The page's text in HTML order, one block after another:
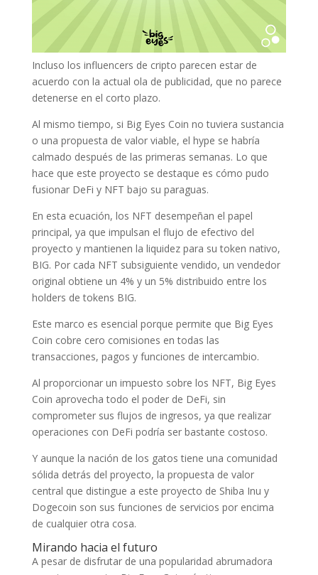
Incluso los influencers de cripto parecen estar de
acuerdo con la actual ola de publicidad, que no parece
detenerse en el corto plazo.
Al mismo tiempo, si Big Eyes Coin no tuviera sustancia
o una propuesta de valor viable, el hype se habría
calmado después de las primeras semanas. Lo que
hace que este proyecto se destaque es cómo pudo
fusionar DeFi y NFT bajo su paraguas.
En esta ecuación, los NFT desempeñan el papel
principal, ya que impulsan el flujo de efectivo del
proyecto y mantienen la liquidez para su token nativo,
BIG. Por cada NFT subsiguiente vendido, un vendedor
original obtiene un 4% y un 5% distribuido entre los
holders de tokens BIG.
Este marco es esencial porque permite que Big Eyes
Coin cobre cero comisiones en todas las
transacciones, pagos y funciones de intercambio.
Al proporcionar un impuesto sobre los NFT, Big Eyes
Coin aprovecha todo el poder de DeFi, sin
comprometer sus flujos de ingresos, ya que realizar
operaciones con DeFi podría ser bastante costoso.
Y aunque la nación de los gatos tiene una comunidad
sólida detrás del proyecto, la propuesta de valor
central que distingue a este proyecto de Shiba Inu y
Dogecoin son sus funciones de servicios por encima
de cualquier otra cosa.
Mirando hacia el futuro
A pesar de disfrutar de una popularidad abrumadora